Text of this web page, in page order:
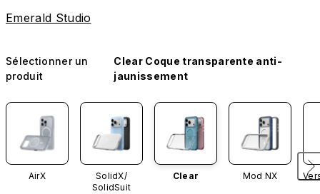
Emerald Studio
Sélectionner un
produit
Clear Coque transparente anti-
jaunissement
AirX
SolidX/
SolidSuit
Clear Mod NX